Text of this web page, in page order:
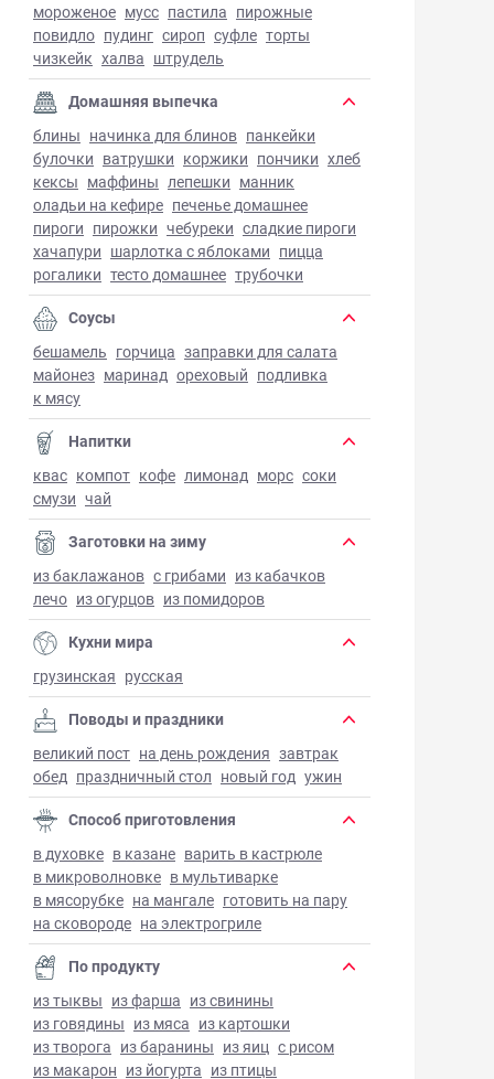
мороженое мусс пастила пирожные
повидло пудинг сироп суфле торты
чизкейк халва штрудель
Домашняя выпечка
блины начинка для блинов панкейки
булочки ватрушки коржики пончики хлеб
кексы маффины лепешки манник
оладьи на кефире печенье домашнее
пироги пирожки чебуреки сладкие пироги
хачапури шарлотка с яблоками пицца
рогалики тесто домашнее трубочки
Соусы
бешамель горчица заправки для салата
майонез маринад ореховый подливка
к мясу
Напитки
квас компот кофе лимонад морс соки
смузи чай
Заготовки на зиму
из баклажанов с грибами из кабачков
лечо из огурцов из помидоров
Кухни мира
грузинская русская
Поводы и праздники
великий пост на день рождения завтрак
обед праздничный стол новый год ужин
Способ приготовления
в духовке в казане варить в кастрюле
в микроволновке в мультиварке
в мясорубке на мангале готовить на пару
на сковороде на электрогриле
По продукту
из тыквы из фарша из свинины
из говядины из мяса из картошки
из творога из баранины из яиц с рисом
из макарон из йогурта из птицы